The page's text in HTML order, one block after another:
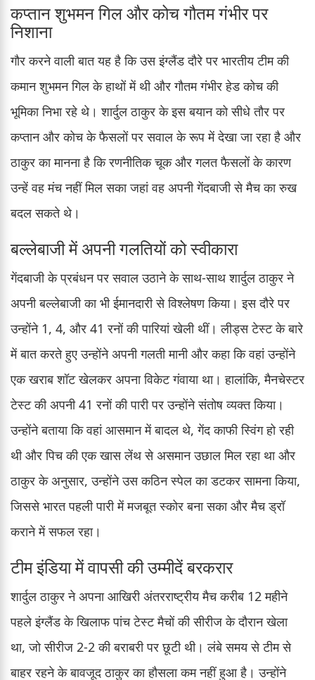
कप्तान शुभमन गिल और कोच गौतम गंभीर पर
निशाना
गौर करने वाली बात यह है कि उस इंग्लैंड दौरे पर भारतीय टीम की
कमान शुभमन गिल के हाथों में थी और गौतम गंभीर हेड कोच की
भूमिका निभा रहे थे। शार्दुल ठाकुर के इस बयान को सीधे तौर पर
कप्तान और कोच के फैसलों पर सवाल के रूप में देखा जा रहा है और
ठाकुर का मानना है कि रणनीतिक चूक और गलत फैसलों के कारण
उन्हें वह मंच नहीं मिल सका जहां वह अपनी गेंदबाजी से मैच का रुख
बदल सकते थे।
बल्लेबाजी में अपनी गलतियों को स्वीकारा
गेंदबाजी के प्रबंधन पर सवाल उठाने के साथ-साथ शार्दुल ठाकुर ने
अपनी बल्लेबाजी का भी ईमानदारी से विश्लेषण किया। इस दौरे पर
उन्होंने 1, 4, और 41 रनों की पारियां खेली थीं। लीड्स टेस्ट के बारे
में बात करते हुए उन्होंने अपनी गलती मानी और कहा कि वहां उन्होंने
एक खराब शॉट खेलकर अपना विकेट गंवाया था। हालांकि, मैनचेस्टर
टेस्ट की अपनी 41 रनों की पारी पर उन्होंने संतोष व्यक्त किया।
उन्होंने बताया कि वहां आसमान में बादल थे, गेंद काफी स्विंग हो रही
थी और पिच की एक खास लेंथ से असमान उछाल मिल रहा था और
ठाकुर के अनुसार, उन्होंने उस कठिन स्पेल का डटकर सामना किया,
जिससे भारत पहली पारी में मजबूत स्कोर बना सका और मैच ड्रॉ
कराने में सफल रहा।
टीम इंडिया में वापसी की उम्मीदें बरकरार
शार्दुल ठाकुर ने अपना आखिरी अंतरराष्ट्रीय मैच करीब 12 महीने
पहले इंग्लैंड के खिलाफ पांच टेस्ट मैचों की सीरीज के दौरान खेला
था, जो सीरीज 2-2 की बराबरी पर छूटी थी। लंबे समय से टीम से
बाहर रहने के बावजूद ठाकुर का हौसला कम नहीं हुआ है। उन्होंने